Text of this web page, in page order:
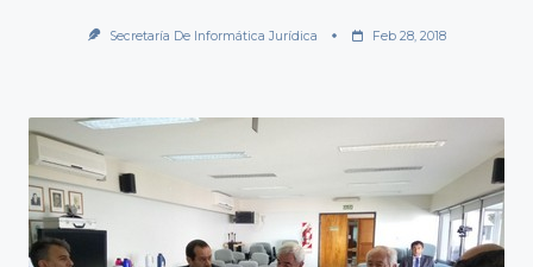
Secretaría De Informática Jurídica Feb 28, 2018